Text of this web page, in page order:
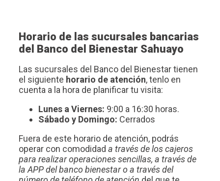
Horario de las sucursales bancarias
del Banco del Bienestar Sahuayo
Las sucursales del Banco del Bienestar tienen
el siguiente horario de atención, tenlo en
cuenta a la hora de planificar tu visita:
Lunes a Viernes: 9:00 a 16:30 horas.
Sábado y Domingo: Cerrados
Fuera de este horario de atención, podrás
operar con comodidad a través de los cajeros
para realizar operaciones sencillas, a través de
la APP del banco bienestar o a través del